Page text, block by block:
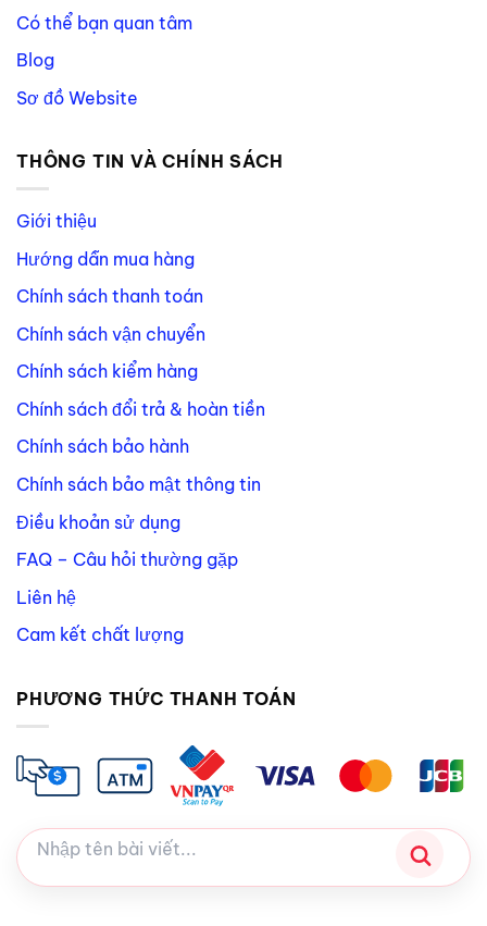
Có thể bạn quan tâm
Blog
Sơ đồ Website
THÔNG TIN VÀ CHÍNH SÁCH
Giới thiệu
Hướng dẫn mua hàng
Chính sách thanh toán
Chính sách vận chuyển
Chính sách kiểm hàng
Chính sách đổi trả & hoàn tiền
Chính sách bảo hành
Chính sách bảo mật thông tin
Điều khoản sử dụng
FAQ – Câu hỏi thường gặp
Liên hệ
Cam kết chất lượng
PHƯƠNG THỨC THANH TOÁN